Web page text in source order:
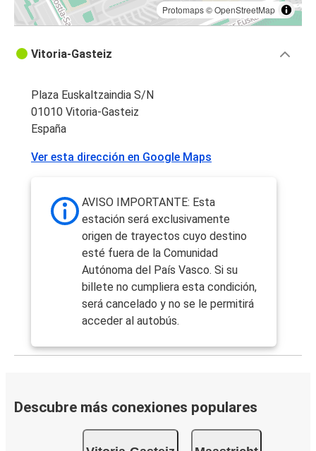
Protomaps©OpenStreetMap
Vitoria-Gasteiz
Plaza Euskaltzaindia S/N
01010 Vitoria-Gasteiz
España
Ver esta dirección en Google Maps
AVISO IMPORTANTE: Esta
estación será exclusivamente
origen de trayectos cuyo destino
esté fuera de la Comunidad
Autónoma del País Vasco. Si su
billete no cumpliera esta condición,
será cancelado y no se le permitirá
acceder al autobús.
Descubre más conexiones populares